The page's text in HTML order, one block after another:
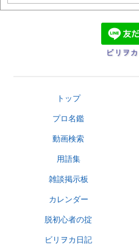
ビリヲ
トップ
プロ名鑑
動画検索
用語集
雑談掲示板
カレンダー
脱初心者の掟
ビリヲカ日記